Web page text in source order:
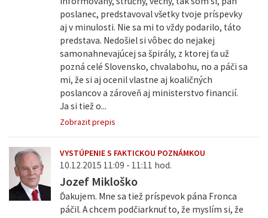
poslanec, predstavoval všetky tvoje príspevky
aj v minulosti. Nie sa mi to vždy podarilo, táto
predstava. Nedošiel si vôbec do nejakej
samonahnevajúcej sa špirály, z ktorej ťa už
pozná celé Slovensko, chvalabohu, no a páči sa
mi, že si aj ocenil vlastne aj koaličných
poslancov a zároveň aj ministerstvo financií.
Ja si tiež o...
Zobrazit prepis
VYSTÚPENIE S FAKTICKOU POZNÁMKOU
10.12.2015 11:09 - 11:11 hod.
Jozef Mikloško
Ďakujem. Mne sa tiež príspevok pána Fronca
páčil. A chcem podčiarknuť to, že myslím si, že